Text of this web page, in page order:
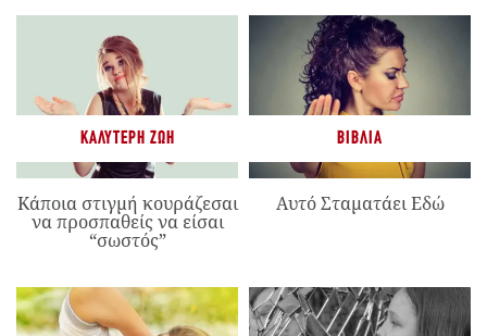
ΚΑΛΎΤΕΡΗ ΖΩΉ
Κάποια στιγμή κουράζεσαι
να προσπαθείς να είσαι
“σωστός”
ΒΙΒΛΊΑ
Αυτό Σταματάει Εδώ